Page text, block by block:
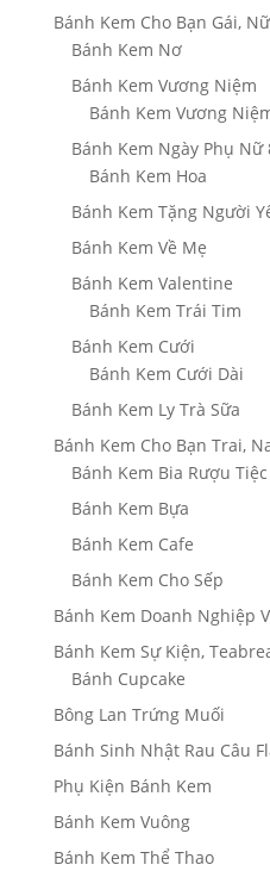
Bánh Kem Cho Bạn Gái, Nữ
Bánh Kem Nơ
Bánh Kem Vương Niệm
Bánh Kem Vương
Bánh Kem Ngày Phụ Nữ
Bánh Kem Hoa
Bánh Kem Tặng Người
Bánh Kem Về Mẹ
Bánh Kem Valentine
Bánh Kem Trái Tim
Bánh Kem Cưới
Bánh Kem Cưới Dài
Bánh Kem Ly Trà Sữa
Bánh Kem Cho Bạn Trai,
Bánh Kem Bia Rượu
Bánh Kem Bựa
Bánh Kem Cafe
Bánh Kem Cho Sếp
Bánh Kem Doanh Nghiệp
Bánh Kem Sự Kiện,
Bánh Cupcake
Bông Lan Trứng Muối
Bánh Sinh Nhật Rau Câu
Phụ Kiện Bánh Kem
Bánh Kem Vuông
Bánh Kem Thể Thao